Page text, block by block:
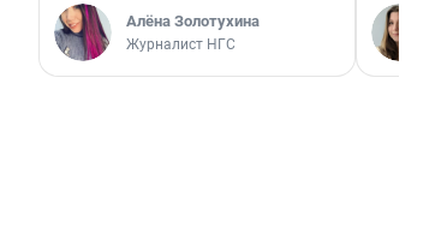
Алёна Золотухина
Журналист НГС